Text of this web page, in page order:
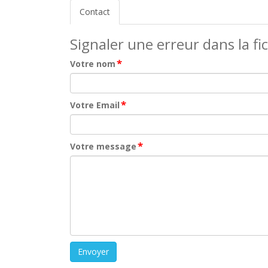
Contact
Signaler une erreur dans la
Votre nom*
Votre Email*
Votre message*